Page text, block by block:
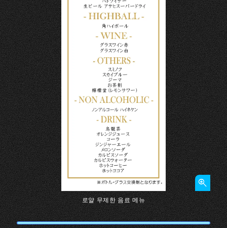
로얄 무제한 음료 메뉴